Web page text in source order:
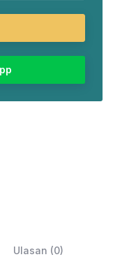
Ulasan (0)